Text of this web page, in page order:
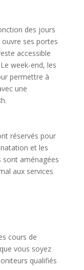
des jours
ouvre ses portes
accessible
week-end, les
permettre à
une
réservés pour
et les
sont aménagées
aux services
cours de
vous soyez
qualifiés